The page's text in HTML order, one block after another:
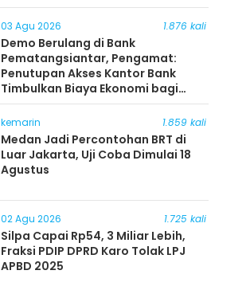
03 Agu 2026 1.876 kali
Demo Berulang di Bank
Pematangsiantar, Pengamat:
Penutupan Akses Kantor Bank
Timbulkan Biaya Ekonomi bagi
Masyarakat
kemarin 1.859 kali
Medan Jadi Percontohan BRT di
Luar Jakarta, Uji Coba Dimulai 18
Agustus
02 Agu 2026 1.725 kali
Silpa Capai Rp54, 3 Miliar Lebih,
Fraksi PDIP DPRD Karo Tolak LPJ
APBD 2025